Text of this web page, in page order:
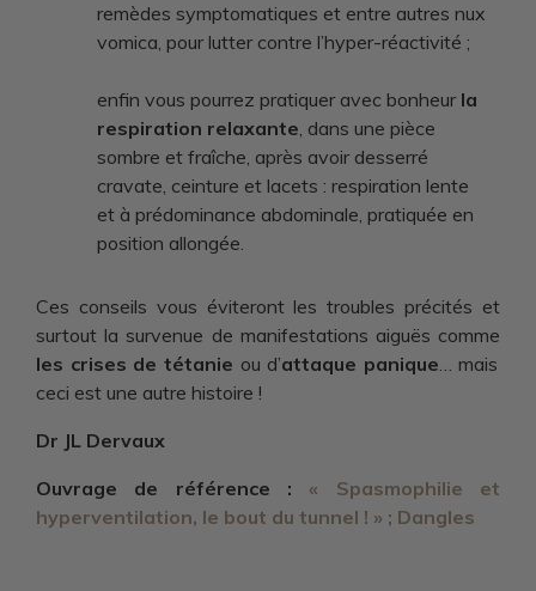
remèdes symptomatiques et entre autres nux
vomica, pour lutter contre l’hyper-réactivité ;
enfin vous pourrez pratiquer avec bonheur la
respiration relaxante, dans une pièce
sombre et fraîche, après avoir desserré
cravate, ceinture et lacets : respiration lente
et à prédominance abdominale, pratiquée en
position allongée.
Ces conseils vous éviteront les troubles précités et
surtout la survenue de manifestations aiguës comme
les crises de tétanie ou d’attaque panique… mais
ceci est une autre histoire !
Dr JL Dervaux
Ouvrage de référence :
« Spasmophilie et
hyperventilation, le bout du tunnel ! » ; Dangles